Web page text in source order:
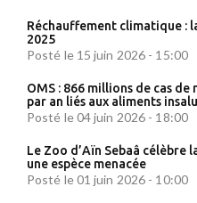
Réchauffement climatique :
2025
Posté le 15 juin 2026 - 15:00
OMS : 866 millions de cas
par an liés aux aliments
Posté le 04 juin 2026 - 18:00
Le Zoo d’Aïn Sebaâ célèbre
une espèce menacée
Posté le 01 juin 2026 - 10:00